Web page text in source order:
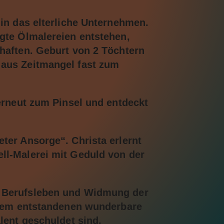
das elterliche Unternehmen.
Ölmalereien entstehen,
Geburt von 2 Töchtern
Zeitmangel fast zum
zum Pinsel und entdeckt
Ansorge“. Christa erlernt
Malerei mit Geduld von der
und Widmung der
entstandenen wunderbare
geschuldet sind.